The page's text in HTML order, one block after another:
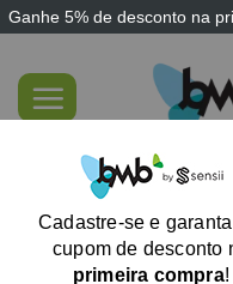
Ganhe 5% de desconto na
content
Prato do Dia –
Saudável
Cadastre-se e
cupom de desconto
primeira compra!